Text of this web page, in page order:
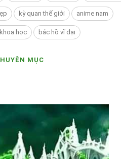
kỳ quan thế giới anime nam
học bác hồ vĩ đại
MỤC